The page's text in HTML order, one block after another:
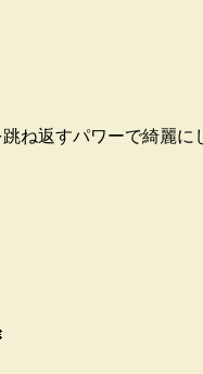
ね返すパワーで綺麗に